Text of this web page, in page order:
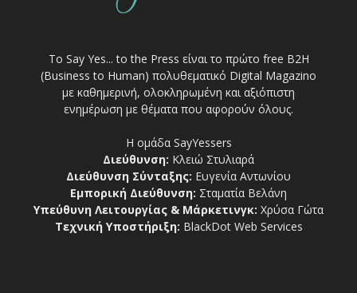
Το Say Yes... to the Press είναι το πρώτο free Β2Η
(Business to Human) πολυθεματικό Digital Magazino
με καθημερινή, ολοκληρωμένη και αξιόπιστη
ενημέρωση με θέματα που αφορούν όλους.
Η ομάδα SayYessers
Διεύθυνση: Κλειώ Στυλιαρά
Διεύθυνση Σύνταξης: Ευγενία Αντωνίου
Εμπορική Διεύθυνση: Σταματία Βελάνη
Υπεύθυνη Λειτουργίας & Μάρκετινγκ: Χρύσα Γώτα
Τεχνική Υποστήριξη: BlackDot Web Services